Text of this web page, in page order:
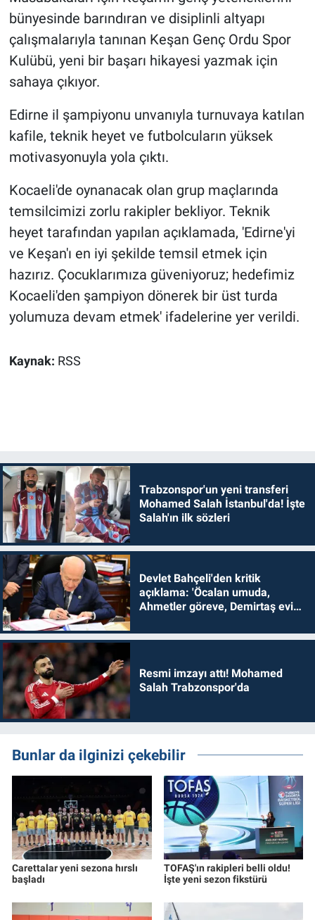
bünyesinde barındıran ve disiplinli altyapı
çalışmalarıyla tanınan Keşan Genç Ordu Spor
Kulübü, yeni bir başarı hikayesi yazmak için
sahaya çıkıyor.
Edirne il şampiyonu unvanıyla turnuvaya katılan
kafile, teknik heyet ve futbolcuların yüksek
motivasyonuyla yola çıktı.
Kocaeli'de oynanacak olan grup maçlarında
temsilcimizi zorlu rakipler bekliyor. Teknik
heyet tarafından yapılan açıklamada, 'Edirne'yi
ve Keşan'ı en iyi şekilde temsil etmek için
hazırız. Çocuklarımıza güveniyoruz; hedefimiz
Kocaeli'den şampiyon dönerek bir üst turda
yolumuza devam etmek' ifadelerine yer verildi.
Kaynak: RSS
Trabzonspor'un yeni transferi
Mohamed Salah İstanbul'da! İşte
Salah'ın ilk sözleri
Devlet Bahçeli'den kritik
açıklama: 'Öcalan umuda,
Ahmetler göreve, Demirtaş evine
Resmi imzayı attı! Mohamed
Salah Trabzonspor'da
Bunlar da ilginizi çekebilir
Carettalar yeni sezona hırslı
başladı
TOFAŞ'ın rakipleri belli oldu!
İşte yeni sezon fikstürü